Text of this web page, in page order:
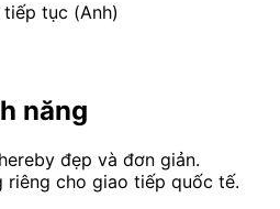
tục (Anh)
năng
đẹp và đơn giản.
riêng cho giao tiếp quốc tế.